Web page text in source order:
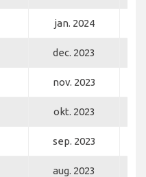
jan. 2024
dec. 2023
nov. 2023
okt. 2023
sep. 2023
aug. 2023